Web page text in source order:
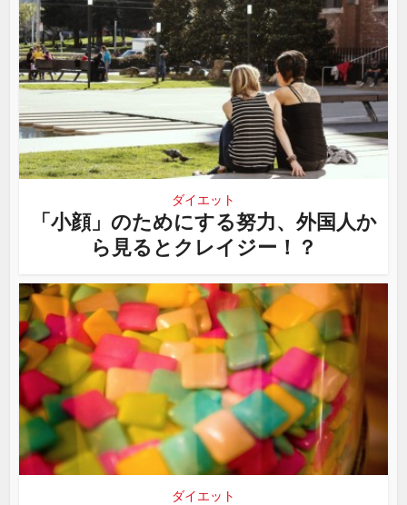
ダイエット
「小顔」のためにする努力、外国人か
ら見るとクレイジー！？
ダイエット